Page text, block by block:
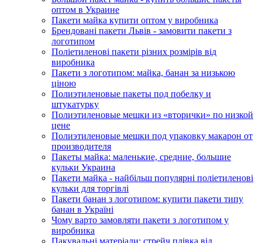
оптом в Украине
Пакети майка купити оптом у виробника
Брендовані пакети Львів - замовити пакети з
логотипом
Поліетиленові пакети різних розмірів від
виробника
Пакети з логотипом: майка, банан за низькою
ціною
Полиэтиленовые пакеты под побелку и
штукатурку
Полиэтиленовые мешки из «вторички» по низкой
цене
Полиэтиленовые мешки под упаковку макарон от
производителя
Пакеты майка: маленькие, средние, большие
кульки Украина
Пакети майка - найбільш популярні поліетиленові
кульки для торгівлі
Пакети банан з логотипом: купити пакети типу
банан в Україні
Чому варто замовляти пакети з логотипом у
виробника
Пакувальні матеріали: стрейч плівка від